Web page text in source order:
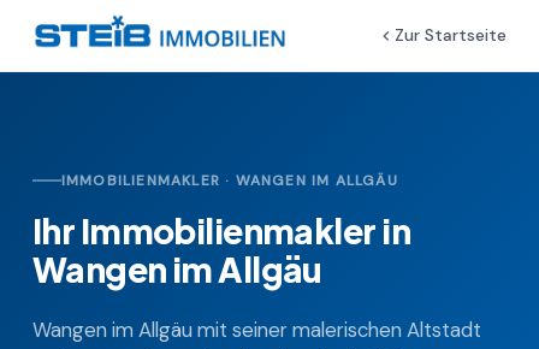
Zur Startseite
IMMOBILIENMAKLER · WANGEN IM ALLGÄU
Ihr Immobilienmakler in
Wangen im Allgäu
Wangen im Allgäu mit seiner malerischen Altstadt